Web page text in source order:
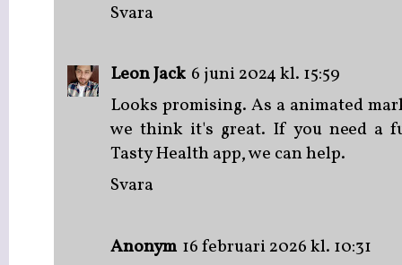
Svara
Leon Jack 6 juni 2024 kl. 15:59
Looks promising. As a animated
we think it's great. If you need a
Tasty Health app, we can help.
Svara
Anonym 16 februari 2026 kl. 10:31